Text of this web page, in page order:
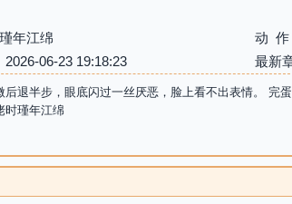
年江绵 动 作
06-23 19:18:23
最新
后退半步，眼底闪过一丝厌恶，脸上看不出表情。 完
时瑾年江绵